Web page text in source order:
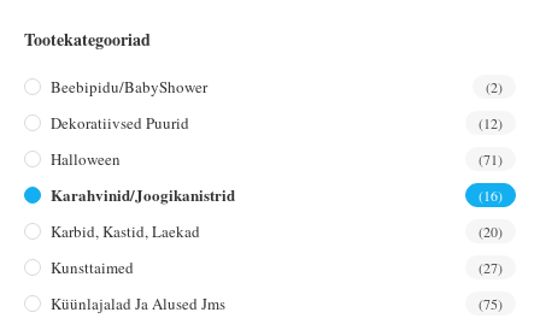
Tootekategooriad
Beebipidu/BabyShower (2)
Dekoratiivsed Puurid (12)
Halloween (71)
Karahvinid/joogikanistrid (16)
Karbid, Kastid, Laekad (20)
Kunsttaimed (27)
Küünlajalad Ja Alused Jms (75)